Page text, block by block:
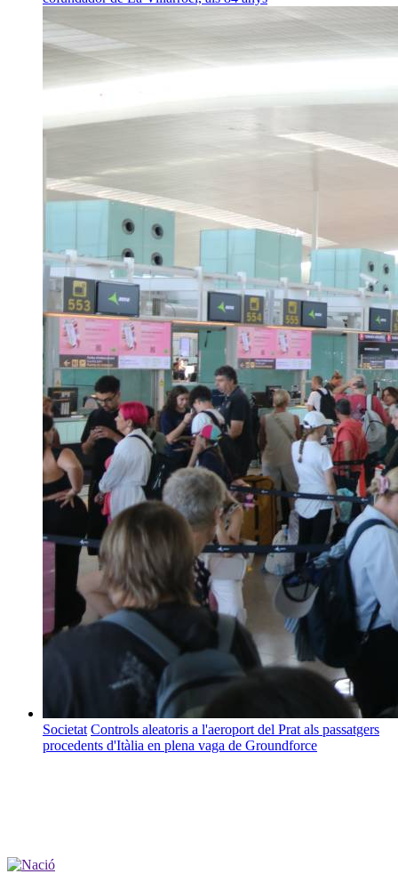
Societat Controls aleatoris a l'aeroport del Prat als passatgers
procedents d'Itàlia en plena vaga de Groundforce